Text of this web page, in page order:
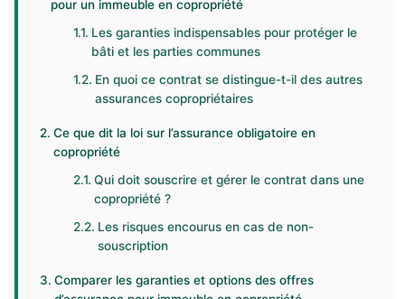
pour un immeuble en copropriété
Les garanties indispensables pour protéger le
bâti et les parties communes
En quoi ce contrat se distingue-t-il des autres
assurances copropriétaires
Ce que dit la loi sur l’assurance obligatoire en
copropriété
Qui doit souscrire et gérer le contrat dans une
copropriété ?
Les risques encourus en cas de non-
souscription
Comparer les garanties et options des offres